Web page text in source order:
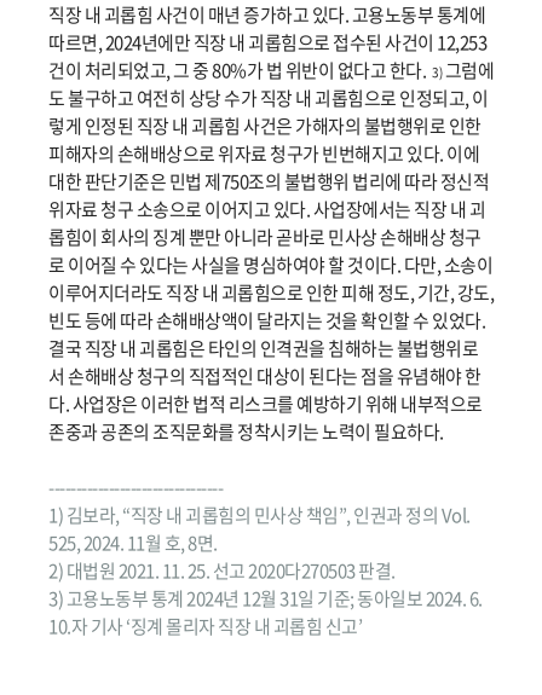
직장 내 괴롭힘 사건이 매년 증가하고 있다. 고용노동부 통계에
따르면, 2024년에만 직장 내 괴롭힘으로 접수된 사건이 12,253
건이 처리되었고, 그 중 80%가 법 위반이 없다고 한다. 3)그럼에
도 불구하고 여전히 상당 수가 직장 내 괴롭힘으로 인정되고, 이
렇게 인정된 직장 내 괴롭힘 사건은 가해자의 불법행위로 인한
피해자의 손해배상으로 위자료 청구가 빈번해지고 있다. 이에
대한 판단기준은 민법 제750조의 불법행위 법리에 따라 정신적
위자료 청구 소송으로 이어지고 있다. 사업장에서는 직장 내 괴
롭힘이 회사의 징계 뿐만 아니라 곧바로 민사상 손해배상 청구
로 이어질 수 있다는 사실을 명심하여야 할 것이다. 다만, 소송이
이루어지더라도 직장 내 괴롭힘으로 인한 피해 정도, 기간, 강도,
빈도 등에 따라 손해배상액이 달라지는 것을 확인할 수 있었다.
결국 직장 내 괴롭힘은 타인의 인격권을 침해하는 불법행위로
서 손해배상 청구의 직접적인 대상이 된다는 점을 유념해야 한
다. 사업장은 이러한 법적 리스크를 예방하기 위해 내부적으로
존중과 공존의 조직문화를 정착시키는 노력이 필요하다.
--------------------------------
1) 김보라, “직장 내 괴롭힘의 민사상 책임”, 인권과 정의 Vol.
525, 2024. 11월 호, 8면.
2) 대법원 2021. 11. 25. 선고 2020다270503 판결.
3) 고용노동부 통계 2024년 12월 31일 기준; 동아일보 2024. 6.
10.자 기사 ‘징계 몰리자 직장 내 괴롭힘 신고’